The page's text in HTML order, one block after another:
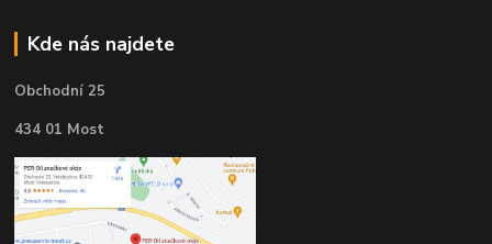
Kde nás najdete
Obchodní 25
434 01 Most